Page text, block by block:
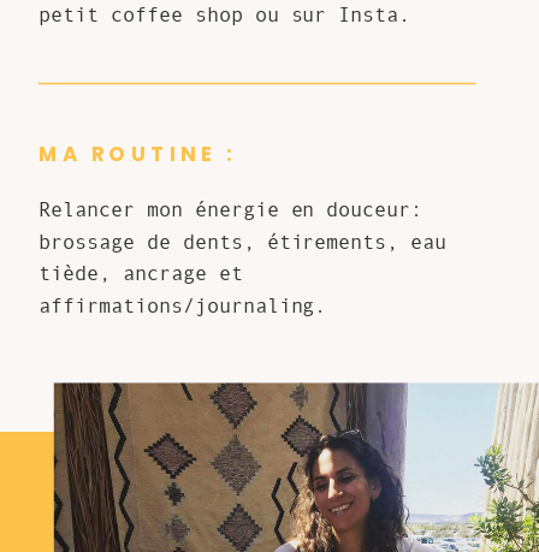
Relancer mon énergie en douceur:
brossage de dents, étirements, eau
tiède, ancrage et
affirmations/journaling.
MA ROUTINE :
petit coffee shop ou sur Insta.